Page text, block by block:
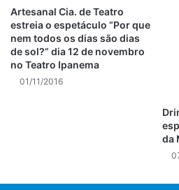
fotografia de Flávio Grütt, que
gratuito dos equipamentos na
assinou como produção
finalização é de José Arruda
suburbano carioca Beto Larubia,
lançado em 2017 pelo selo
página Brasileiríssimos (10
promissores artistas aos ouvidos
Artesanal Cia. de Teatro
estreia o espetáculo “Por que
nem todos os dias são dias
de sol?” dia 12 de novembro
no Teatro Ipanema
01/11/2016
da